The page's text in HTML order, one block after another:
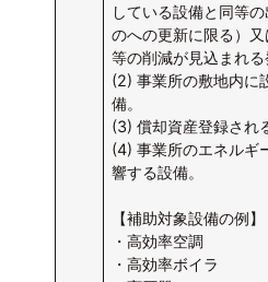
している設備と同等
のへの更新に限る）
等の削減が見込まれる
(2) 事業所の敷地内に
備。
(3) 償却資産登録され
(4) 事業所のエネルギ
響する設備。
【補助対象設備の例】
・高効率空調
・高効率ボイラ